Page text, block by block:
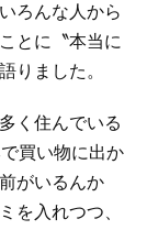
ろんな人から
とに〝本当に
りました。
く住んでいる
買い物に出か
がいるんか
を入れつつ、